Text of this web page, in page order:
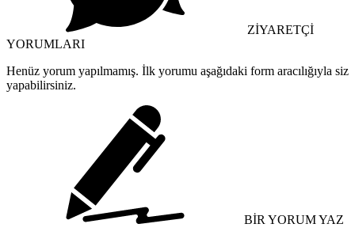
ZİYARETÇİ
YORUMLARI
Henüz yorum yapılmamış. İlk yorumu aşağıdaki form aracılığıyla siz
yapabilirsiniz.
BİR YORUM YAZ